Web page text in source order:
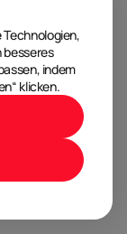
besseres
indem
klicken.